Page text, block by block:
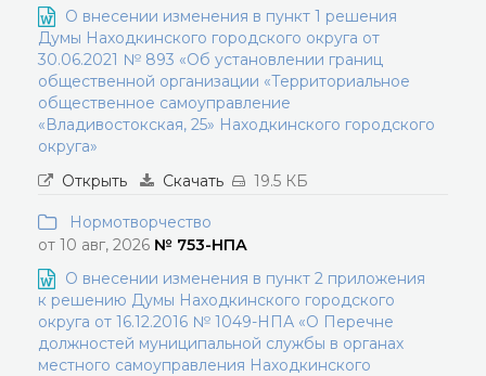
О внесении изменения в пункт 1 решения
Думы Находкинского городского округа от
30.06.2021 № 893 «Об установлении границ
общественной организации «Территориальное
общественное самоуправление
«Владивостокская, 25» Находкинского городского
округа»
Открыть
Скачать 19.5 КБ
Нормотворчество
от 10 авг, 2026 № 753-НПА
О внесении изменения в пункт 2 приложения
к решению Думы Находкинского городского
округа от 16.12.2016 № 1049-НПА «О Перечне
должностей муниципальной службы в органах
местного самоуправления Находкинского